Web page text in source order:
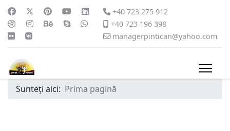
+40 723 275 912
+40 723 196 398
managerpintican@yahoo.com
Sunteți aici: Prima pagină